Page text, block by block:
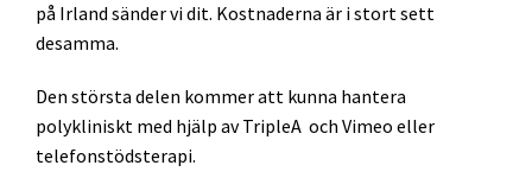
på Irland sänder vi dit. Kostnaderna är i stort sett
desamma.
Den största delen kommer att kunna hantera
polykliniskt med hjälp av TripleA och Vimeo eller
telefonstödsterapi.